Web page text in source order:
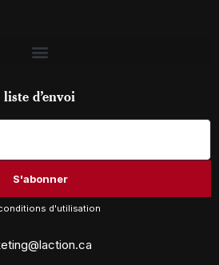
d’envoi
d'utilisation